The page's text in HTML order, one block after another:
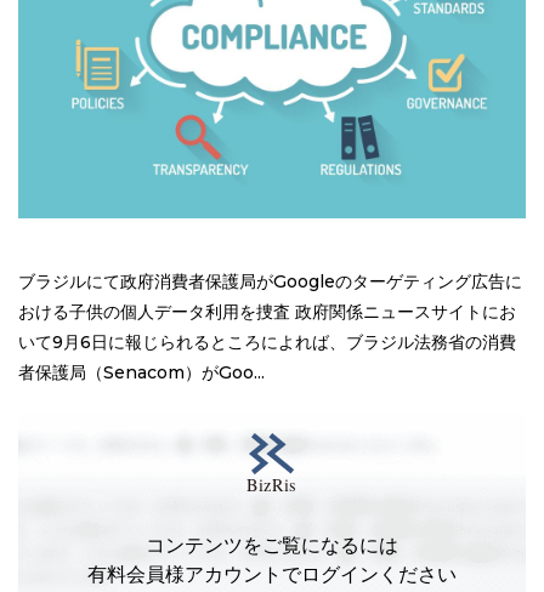
ブラジルにて政府消費者保護局がGoogleのターゲティング広告に
おける子供の個人データ利用を捜査 政府関係ニュースサイトにお
いて9月6日に報じられるところによれば、ブラジル法務省の消費
者保護局（Senacom）がGoo...
コンテンツをご覧になるには
有料会員様アカウントでログインください